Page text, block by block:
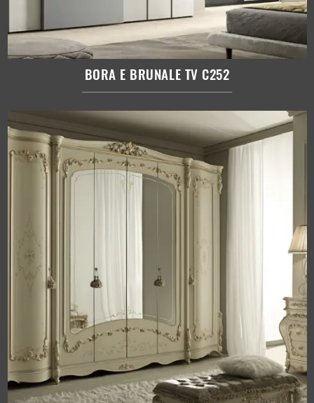
BORA E BRUNALE TV C252